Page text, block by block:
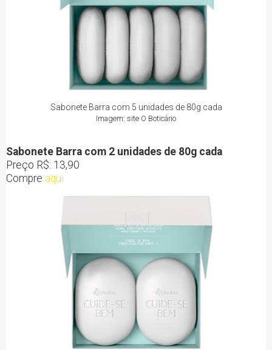
Sabonete Barra com 5 unidades de 80g cada
Imagem: site O Boticário
Sabonete Barra com 2 unidades de 80g cada
Preço R$: 13,90
Compre aqui